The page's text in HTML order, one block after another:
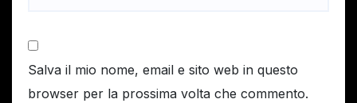
Salva il mio nome, email e sito web in questo
browser per la prossima volta che commento.